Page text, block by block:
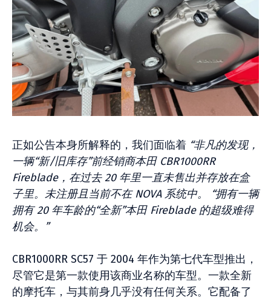
正如公告本身所解释的，我们面临着 “非凡的发现，
一辆“新/旧库存”前经销商本田 CBR1000RR
Fireblade，在过去 20 年里一直未售出并存放在盒
子里。未注册且当前不在 NOVA 系统中。 “拥有一辆
拥有 20 年车龄的“全新”本田 Fireblade 的超级难得
机会。”
CBR1000RR SC57 于 2004 年作为第七代车型推出，
尽管它是第一款使用该商业名称的车型。一款全新
的摩托车，与其前身几乎没有任何关系。它配备了